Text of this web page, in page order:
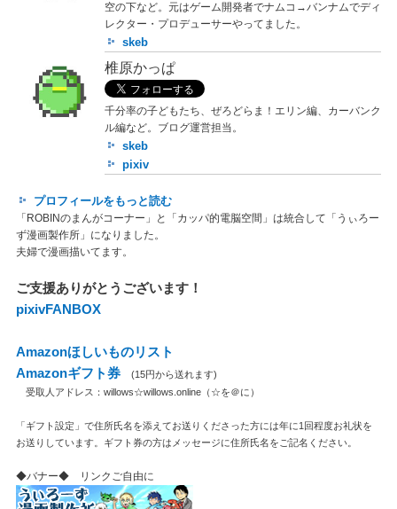
空の下など。元はゲーム開発者でナムコ→バンナムでディ
レクター・プロデューサーやってました。
skeb
椎原かっぱ
千分率の子どもたち、ぜろどらま！エリン編、カーバンク
ル編など。ブログ運営担当。
skeb
pixiv
プロフィールをもっと読む
「ROBINのまんがコーナー」と「カッパ的電脳空間」は統合して「うぃろー
ず漫画製作所」になりました。
夫婦で漫画描いてます。
ご支援ありがとうございます！
pixivFANBOX
Amazonほしいものリスト
Amazonギフト券
(15円から送れます)
受取人アドレス：willows☆willows.online（☆を＠に）
「ギフト設定」で住所氏名を添えてお送りくださった方には年に1回程度お礼状を
お送りしています。ギフト券の方はメッセージに住所氏名をご記名ください。
◆バナー◆ リンクご自由に